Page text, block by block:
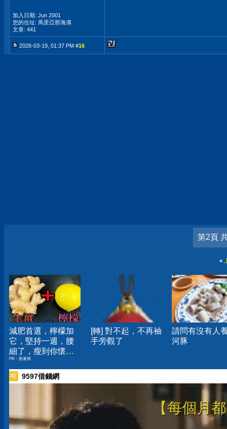
加入日期: Jun 2001
您的住址: 馬里亞那海溝
文章: 441
2026-03-19, 01:37 PM #16
第2頁
«
減肥首選，檸檬加
它，堅持一週，腰
細了，瘦到你懷疑
人生
PR・新素簡
[轉] 對不起，不再袖
手旁觀了
請問有沒有人
河豚
PR 9597借錢網